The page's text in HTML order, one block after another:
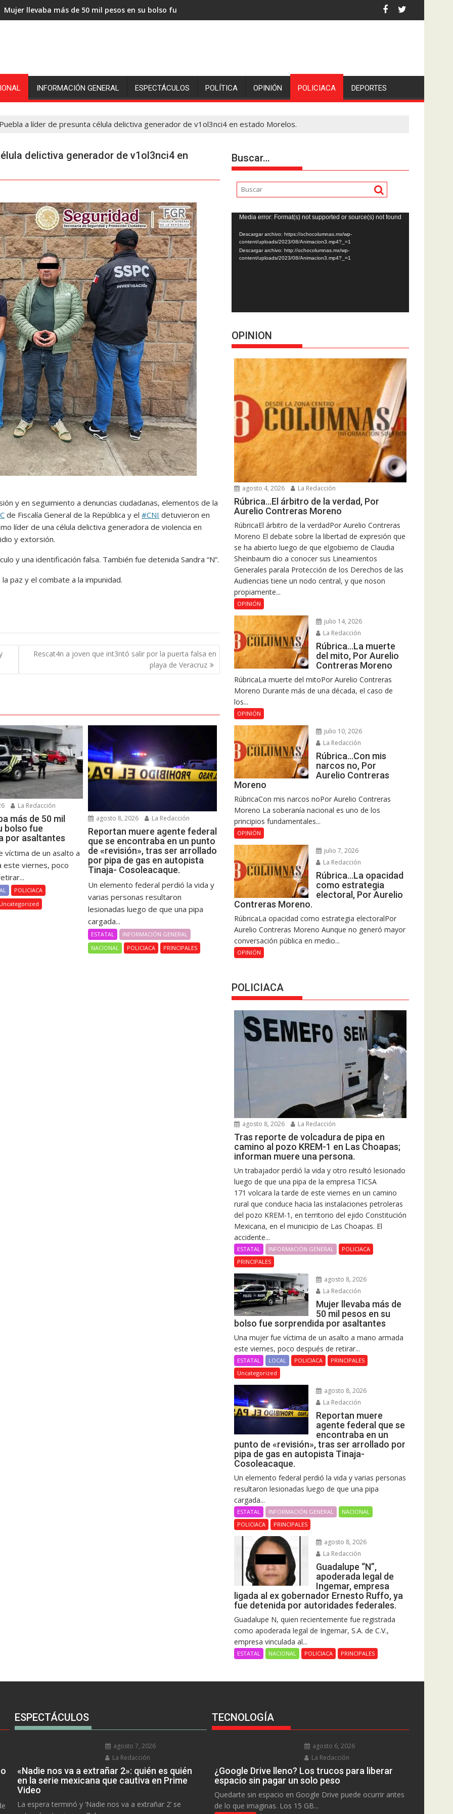
Mujer llevaba más de 50 mil pesos en su bolso fue sorprendida por asaltantes
INFORMACIÓN GENERAL ESPECTÁCULOS POLÍTICA OPINIÓN POLICIACA DEPORTES
a líder de presunta célula delictiva generador de v1ol3nci4 en estado Morelos.
delictiva generador de v1ol3nci4 en
y en seguimiento a denuncias ciudadanas, elementos de la
de Fiscalía General de la República y el #CNI detuvieron en
líder de una célula delictiva generadora de violencia en
y extorsión.
y una identificación falsa. También fue detenida Sandra “N”.
paz y el combate a la impunidad.
Rescat4n a joven que int3ntó salir por la puerta falsa en
playa de Veracruz
La Redacción
más de 50 mil
bolso fue
por asaltantes
víctima de un asalto a
este viernes, poco
POLICIACA
Uncategorized
agosto 8, 2026 La Redacción
Reportan muere agente federal
que se encontraba en un punto
de «revisión», tras ser arrollado
por pipa de gas en autopista
Tinaja- Cosoleacaque.
Un elemento federal perdió la vida y
varias personas resultaron
lesionadas luego de que una pipa
cargada...
ESTATAL
INFORMACIÓN GENERAL
NACIONAL
POLICIACA PRINCIPALES
Buscar…
Reproductor
de
vídeo
Media error: Format(s) not supported or source(s) not found
Descargar archivo: https://ochocolumnas.mx/wp-
content/uploads/2023/08/Animacion3.mp4?_=1
Descargar archivo: http://ochocolumnas.mx/wp-
content/uploads/2023/08/Animacion3.mp4?_=1
OPINION
agosto 4, 2026 La Redacción
Rúbrica…El árbitro de la verdad, Por
Aurelio Contreras Moreno
RúbricaEl árbitro de la verdadPor Aurelio Contreras
Moreno El debate sobre la libertad de expresión que
se ha abierto luego de que elgobierno de Claudia
Sheinbaum dio a conocer sus Lineamientos
Generales parala Protección de los Derechos de las
Audiencias tiene un nodo central, y que noson
propiamente...
OPINIÓN
julio 14, 2026
La Redacción
Rúbrica…La muerte
del mito, Por Aurelio
Contreras Moreno
RúbricaLa muerte del mitoPor Aurelio Contreras
Moreno Durante más de una década, el caso de
los...
OPINIÓN
julio 10, 2026
La Redacción
Rúbrica…Con mis
narcos no, Por
Aurelio Contreras
Moreno
RúbricaCon mis narcos noPor Aurelio Contreras
Moreno La soberanía nacional es uno de los
principios fundamentales...
OPINIÓN
julio 7, 2026
La Redacción
Rúbrica…La opacidad
como estrategia
electoral, Por Aurelio
Contreras Moreno.
RúbricaLa opacidad como estrategia electoralPor
Aurelio Contreras Moreno Aunque no generó mayor
conversación pública en medio...
OPINIÓN
POLICIACA
agosto 8, 2026 La Redacción
Tras reporte de volcadura de pipa en
camino al pozo KREM-1 en Las Choapas;
informan muere una persona.
Un trabajador perdió la vida y otro resultó lesionado
luego de que una pipa de la empresa TICSA
171 volcara la tarde de este viernes en un camino
rural que conduce hacia las instalaciones petroleras
del pozo KREM-1, en territorio del ejido Constitución
Mexicana, en el municipio de Las Choapas. El
accidente...
ESTATAL INFORMACIÓN GENERAL
POLICIACA
PRINCIPALES
agosto 8, 2026
La Redacción
Mujer llevaba más de
50 mil pesos en su
bolso fue sorprendida por asaltantes
Una mujer fue víctima de un asalto a mano armada
este viernes, poco después de retirar...
ESTATAL LOCAL POLICIACA
PRINCIPALES
Uncategorized
agosto 8, 2026
La Redacción
Reportan muere
agente federal que se
encontraba en un
punto de «revisión», tras ser arrollado por
pipa de gas en autopista Tinaja-
Cosoleacaque.
Un elemento federal perdió la vida y varias personas
resultaron lesionadas luego de que una pipa
cargada...
ESTATAL INFORMACIÓN GENERAL
NACIONAL
POLICIACA
PRINCIPALES
agosto 8, 2026
La Redacción
Guadalupe “N”,
apoderada legal de
Ingemar, empresa
ligada al ex gobernador Ernesto Ruffo, ya
fue detenida por autoridades federales.
Guadalupe N, quien recientemente fue registrada
como apoderada legal de Ingemar, S.A. de C.V.,
empresa vinculada al...
ESTATAL NACIONAL POLICIACA PRINCIPALES
ESPECTÁCULOS
agosto 7, 2026
La Redacción
«Nadie nos va a extrañar 2»: quién es quién
en la serie mexicana que cautiva en Prime
Video
La espera terminó y ‘Nadie nos va a extrañar 2’ se
TECNOLOGÍA
agosto 6, 2026
La Redacción
¿Google Drive lleno? Los trucos para liberar
espacio sin pagar un solo peso
Quedarte sin espacio en Google Drive puede ocurrir antes
de lo que imaginas. Los 15 GB...